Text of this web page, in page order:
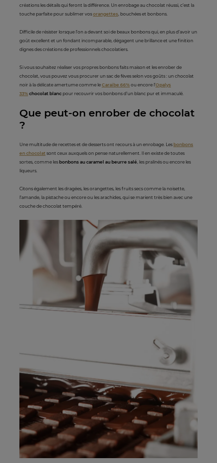
créations les détails qui feront la différence. Un enrobage au chocolat réussi, c’est la
touche parfaite pour sublimer vosorangettes, bouchées et bonbons.
Difficile de résister lorsque l’on a devant soi de beaux bonbons qui, en plus d’avoir un
goût excellent et un fondant incomparable, dégagent une brillance et une finition
dignes des créations de professionnels chocolatiers.
Si vous souhaitez réaliser vos propres bonbons faits maison et les enrober de
chocolat, vous pouvez vous procurer un sac de fèves selon vos goûts : un chocolat
noir à la délicate amertume comme leCaraïbe 66%ou encore l’Opalys
33%chocolat blancpour recouvrir vos bonbons d’un blanc pur et immaculé.
Que peut-on enrober de chocolat
?
Une multitude de recettes et de desserts ont recours à un enrobage. Lesbonbons
en chocolatsont ceux auxquels on pense naturellement. Il en existe de toutes
sortes, comme lesbonbons au caramel au beurre salé, les pralinésou encore les
liqueurs.
Citons également les dragées, les orangettes, les fruits secs comme la noisette,
l’amande, la pistache ou encore ou les arachides, qui se marient très bien avec une
couche de chocolat tempéré.